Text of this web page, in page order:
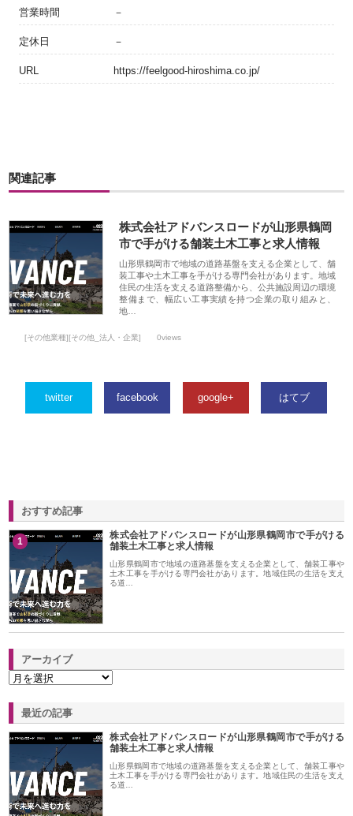
営業時間 －
定休日 －
URL https://feelgood-hiroshima.co.jp/
関連記事
株式会社アドバンスロードが山形県鶴岡
市で手がける舗装土木工事と求人情報
山形県鶴岡市で地域の道路基盤を支える企業として、舗
装工事や土木工事を手がける専門会社があります。地域
住民の生活を支える道路整備から、公共施設周辺の環境
整備まで、幅広い工事実績を持つ企業の取り組みと、
地…
[その他業種][その他_法人・企業] 0views
twitter facebook google+ はてブ
おすすめ記事
1
株式会社アドバンスロードが山形県鶴岡市で手がける
舗装土木工事と求人情報
山形県鶴岡市で地域の道路基盤を支える企業として、舗装工事や
土木工事を手がける専門会社があります。地域住民の生活を支え
る道…
アーカイブ
最近の記事
株式会社アドバンスロードが山形県鶴岡市で手がける
舗装土木工事と求人情報
山形県鶴岡市で地域の道路基盤を支える企業として、舗装工事や
土木工事を手がける専門会社があります。地域住民の生活を支え
る道…